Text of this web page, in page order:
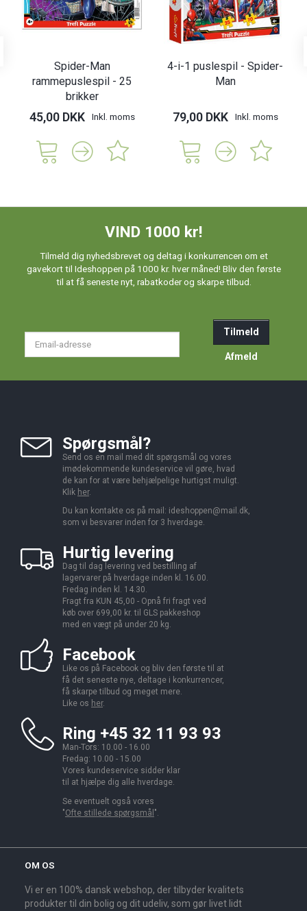
Spider-Man
rammepuslespil - 25
brikker
45,00 DKK Inkl. moms
4-i-1 puslespil - Spider-
Man
79,00 DKK Inkl. moms
VIND 1000 kr!
Tilmeld dig nyhedsbrevet og deltag i konkurrencen om et
gavekort til Ideshoppen på 1000 kr. hver måned! Bliv den første
til at få seneste nyt, rabatkoder og skarpe tilbud.
Tilmeld
Afmeld
Spørgsmål?
Send os en mail med dit spørgsmål og vores
imødekommende kundeservice vil gøre, hvad
de kan for at være behjælpelige hurtigst muligt.
Klik her.
Du kan kontakte os på mail: ideshoppen@mail.dk,
som vi besvarer inden for 3 hverdage.
Hurtig levering
Dag til dag levering ved bestilling af
lagervarer på hverdage inden kl. 16.00.
Fredag inden kl. 14.30.
Fragt fra KUN 45,00 - Opnå fri fragt ved
køb over 699,00 kr. til GLS pakkeshop
med en vægt på under 20 kg.
Facebook
Like os på Facebook og bliv den første til at
få det seneste nye, deltage i konkurrencer,
få skarpe tilbud og meget mere.
Like os her.
Ring +45 32 11 93 93
Man-Tors: 10.00 - 16.00
Fredag: 10.00 - 15.00
Vores kundeservice sidder klar
til at hjælpe dig alle hverdage.
Se eventuelt også vores
"Ofte stillede spørgsmål ".
OM OS
Vi er en 100% dansk webshop, der tilbyder kvalitets
produkter til din bolig og dit udeliv, som gør livet lidt